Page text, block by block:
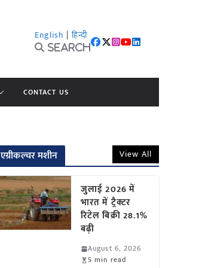
English | हिन्दी
Search
CONTACT US
एग्रीकल्चर मशीन View All
जुलाई 2026 में
भारत में ट्रैक्टर
रिटेल बिक्री 28.1%
बढ़ी
August 6, 2026
5 min read